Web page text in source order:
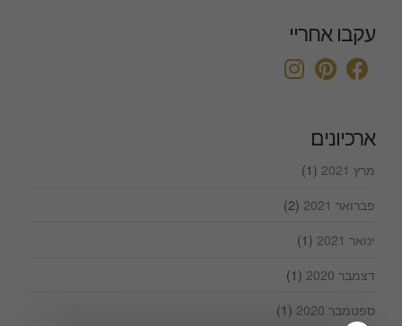
עקבו אחריי
ארכיונים
מרץ 2021
(1)
פברואר 2021
(2)
ינואר 2021
(1)
דצמבר 2020
(1)
ספטמבר 2020
(1)